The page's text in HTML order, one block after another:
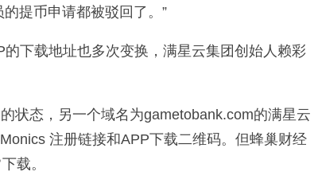
提币申请都被驳回了。”
下载地址也多次变换，满星云集团创始人赖彩
状态，另一个域名为gametobank.com的满星云
注册链接和APP下载二维码。但蜂巢财经
载。